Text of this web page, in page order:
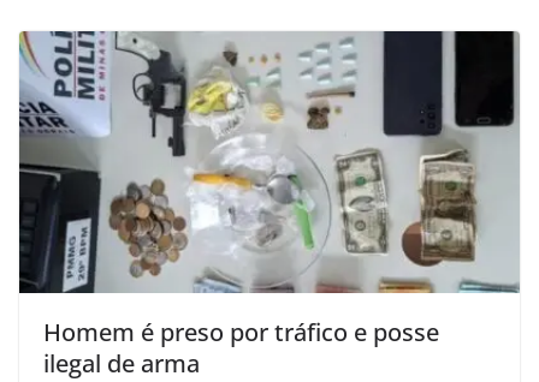
Homem é preso por tráfico e posse
ilegal de arma